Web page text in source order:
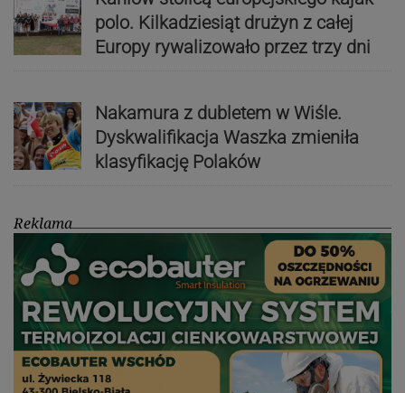
polo. Kilkadziesiąt drużyn z całej
Europy rywalizowało przez trzy dni
Nakamura z dubletem w Wiśle.
Dyskwalifikacja Waszka zmieniła
klasyfikację Polaków
Reklama